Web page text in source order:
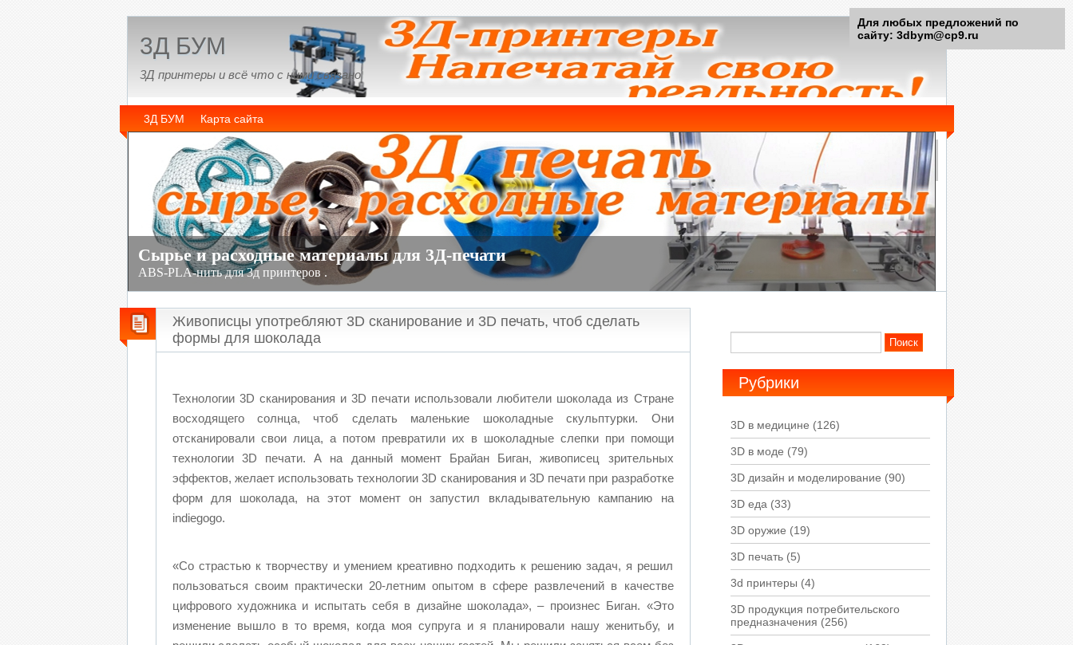
3Д БУМ
3Д принтеры и всё что с ними связано
3Д БУМ Карта сайта
Живописцы употребляют 3D сканирование и 3D печать, чтоб сделать
формы для шоколада
Технологии 3D сканирования и 3D печати использовали любители шоколада из Стране
восходящего солнца, чтоб сделать маленькие шоколадные скульптурки. Они
отсканировали свои лица, а потом превратили их в шоколадные слепки при помощи
технологии 3D печати. А на данный момент Брайан Биган, живописец зрительных
эффектов, желает использовать технологии 3D сканирования и 3D печати при разработке
форм для шоколада, на этот момент он запустил вкладывательную кампанию на
indiegogo.
«Со страстью к творчеству и умением креативно подходить к решению задач, я решил
пользоваться своим практически 20-летним опытом в сфере развлечений в качестве
цифрового художника и испытать себя в дизайне шоколада», – произнес Биган. «Это
изменение вышло в то время, когда моя супруга и я планировали нашу женитьбу, и
Рубрики
3D в медицине (126)
3D в моде (79)
3D дизайн и моделирование (90)
3D еда (33)
3D оружие (19)
3D печать(5)
3d принтеры (4)
3D продукция потребительского
предназначения (256)
Для любых предложений по
сайту: 3dbym@cp9.ru